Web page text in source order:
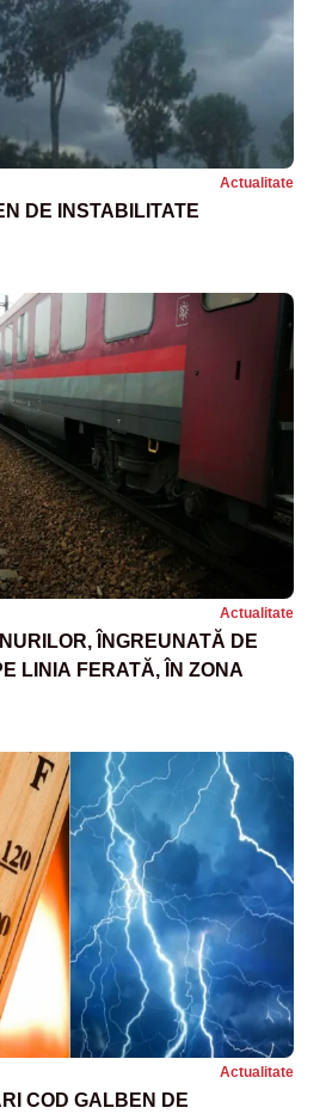
Actualitate
DE INSTABILITATE
Actualitate
ÎNGREUNATĂ DE
LINIA FERATĂ, ÎN ZONA
Actualitate
COD GALBEN DE